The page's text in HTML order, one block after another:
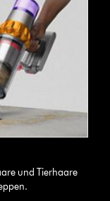
und Tierhaare